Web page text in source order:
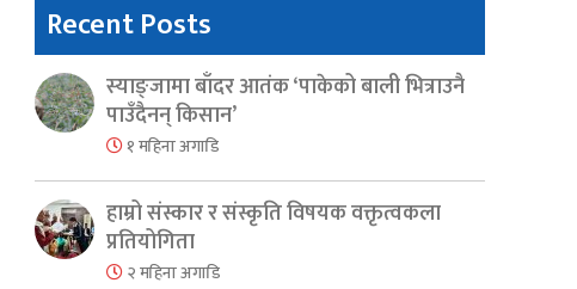
Recent Posts
स्याङ्जामा बाँदर आतंक ‘पाकेको बाली भित्राउनै
पाउँदैनन् किसान’
१ महिना अगाडि
हाम्रो संस्कार र संस्कृति विषयक वक्तृत्वकला
प्रतियोगिता
२ महिना अगाडि